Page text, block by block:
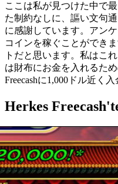
ここは私が見つけた中で
た制約なしに、謳い文句
に感謝しています。アン
コインを稼ぐことができ
トだと思います。私はこ
は財布にお金を入れるた
Freecashに1,000ドル近く入
Herkes